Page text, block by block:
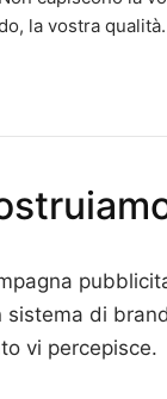
la vostra
sistema di
vi percepisce.